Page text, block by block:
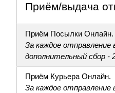
Приём/выдача
Приём Посылки Онлайн.
За каждое отправление
дополнительный сбор -
Приём Курьера Онлайн.
За каждое отправление